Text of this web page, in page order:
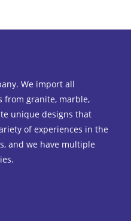
We import all
from granite, marble,
unique designs that
of experiences in the
and we have multiple